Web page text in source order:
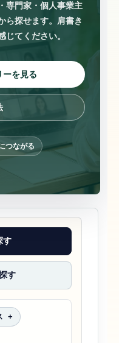
専門家・個人事業主
ら探せます。肩書き
じてください。
ーを見る
つながる
す
す